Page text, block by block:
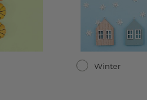
Winter